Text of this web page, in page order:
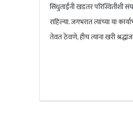
सिंधुताईंनी खडतर परिस्थितीशी
राहिल्या. जगभरात त्यांच्या या
तेवत ठेवणे, हीच त्यांना खरी